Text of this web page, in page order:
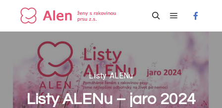
Listy ALENu
Listy ALENu – jaro 2024